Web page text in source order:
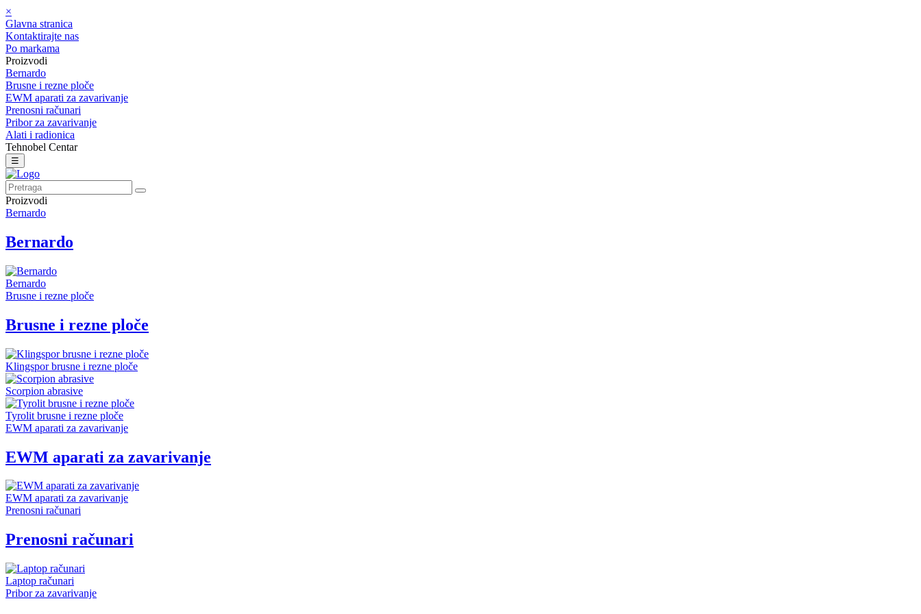
×
Glavna stranica
Kontaktirajte nas
Po markama
Proizvodi
Bernardo
Brusne i rezne ploče
EWM aparati za zavarivanje
Prenosni računari
Pribor za zavarivanje
Alati i radionica
Tehnobel Centar
☰
Proizvodi
Bernardo
Bernardo
Bernardo
Brusne i rezne ploče
Brusne i rezne ploče
Klingspor brusne i rezne ploče
Scorpion abrasive
Tyrolit brusne i rezne ploče
EWM aparati za zavarivanje
EWM aparati za zavarivanje
EWM aparati za zavarivanje
Prenosni računari
Prenosni računari
Laptop računari
Pribor za zavarivanje